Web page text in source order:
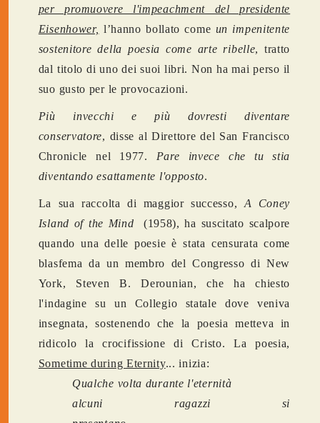
per promuovere l'impeachment del presidente
Eisenhower, l’hanno bollato come un impenitente
sostenitore della poesia come arte ribelle, tratto
dal titolo di uno dei suoi libri. Non ha mai perso il
suo gusto per le provocazioni.
Più invecchi e più dovresti diventare
conservatore, disse al Direttore del San Francisco
Chronicle nel 1977. Pare invece che tu stia
diventando esattamente l'opposto.
La sua raccolta di maggior successo, A Coney
Island of the Mind (1958), ha suscitato scalpore
quando una delle poesie è stata censurata come
blasfema da un membro del Congresso di New
York, Steven B. Derounian, che ha chiesto
l'indagine su un Collegio statale dove veniva
insegnata, sostenendo che la poesia metteva in
ridicolo la crocifissione di Cristo. La poesia,
Sometime during Eternity... inizia:
Qualche volta durante l'eternità
alcuni ragazzi si